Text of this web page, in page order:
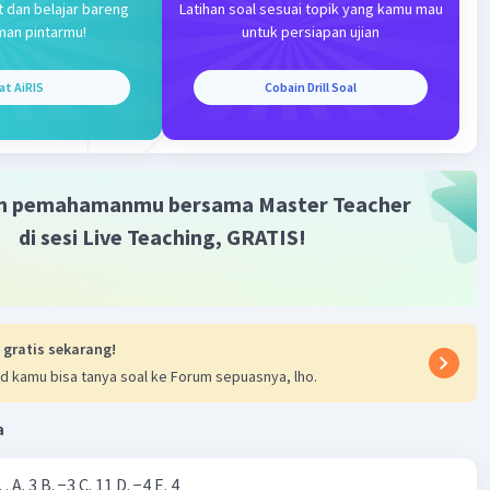
kembalian Wanda jika ia membeli 1 buku dan 1 pensil
membayar menggunakan uang 50.000 rupiah :Rp 35.000
b = buku, p = pensil warna
kembalian Wanda jika membayar Rp 50.000, jika ia
buku dan 1 pensil
|3×| 6b + 9p = 120
50
1 pensil warna adalah Rp 10.000.
dan belajar bareng
pintarmu!
AiRIS
Latihan soal sesuai topik yang kamu mau
untuk persiapan ujian
Cobain Drill Soal
pemahamanmu bersama Master Teacher
di sesi Live Teaching, GRATIS!
gratis sekarang!
kamu bisa tanya soal ke Forum sepuasnya, lho.
Nilai dari |−7+4|=… A. 3 B. −3 C. 11 D. −4 E. 4